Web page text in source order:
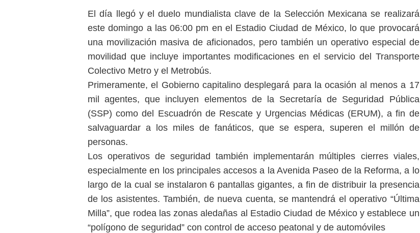
El día llegó y el duelo mundialista clave de la Selección Mexicana se realizará
este domingo a las 06:00 pm en el Estadio Ciudad de México, lo que provocará
una movilización masiva de aficionados, pero también un operativo especial de
movilidad que incluye importantes modificaciones en el servicio del Transporte
Colectivo Metro y el Metrobús.
Primeramente, el Gobierno capitalino desplegará para la ocasión al menos a 17
mil agentes, que incluyen elementos de la Secretaría de Seguridad Pública
(SSP) como del Escuadrón de Rescate y Urgencias Médicas (ERUM), a fin de
salvaguardar a los miles de fanáticos, que se espera, superen el millón de
personas.
Los operativos de seguridad también implementarán múltiples cierres viales,
especialmente en los principales accesos a la Avenida Paseo de la Reforma, a lo
largo de la cual se instalaron 6 pantallas gigantes, a fin de distribuir la presencia
de los asistentes. También, de nueva cuenta, se mantendrá el operativo “Última
Milla”, que rodea las zonas aledañas al Estadio Ciudad de México y establece un
“polígono de seguridad” con control de acceso peatonal y de automóviles